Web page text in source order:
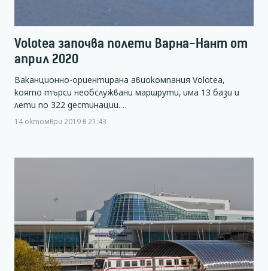
Volotea започва полети Варна-Нант от
април 2020
Ваканционно-ориентирана авиокомпания Volotea,
която търси необслужвани маршрути, има 13 бази и
лети по 322 дестинации.…
14 октомври 2019 в 21:43